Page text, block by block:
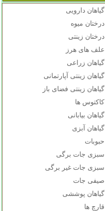
گیاهان دارویی
درختان میوه
درختان زینتی
علف های هرز
گیاهان زراعی
گیاهان زینتی آپارتمانی
گیاهان زینتی فضای باز
کاکتوس ها
گیاهان بیابانی
گیاهان آبزی
حبوبات
سبزی جات برگی
سبزی جات غیر برگی
صیفی جات
گیاهان پوششی
قارچ ها